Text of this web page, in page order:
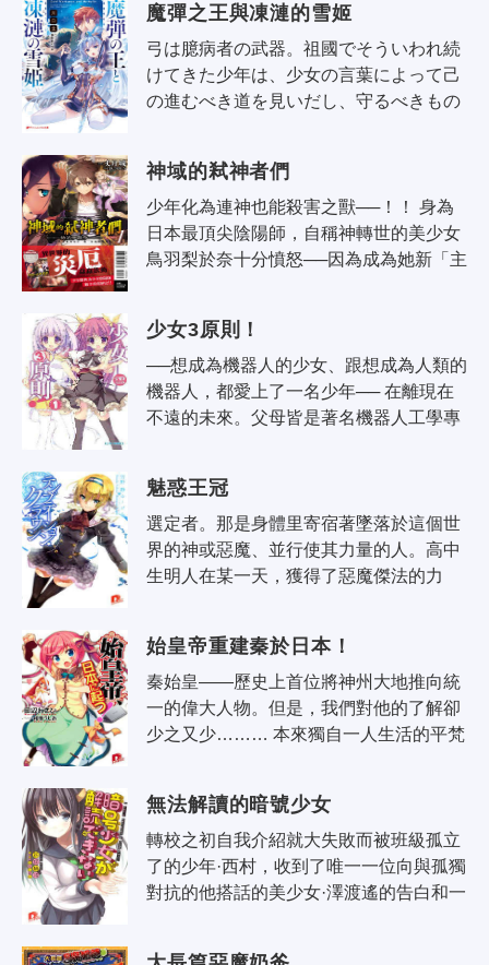
魔彈之王與凍漣的雪姬
弓は臆病者の武器。祖國でそういわれ続
けてきた少年は、少女の言葉によって己
の進むべき道を見いだし、守るべきもの
神域的弒神者們
少年化為連神也能殺害之獸──！！ 身為
日本最頂尖陰陽師，自稱神轉世的美少女
鳥羽梨於奈十分憤怒──因為成為她新「主
少女3原則！
──想成為機器人的少女、跟想成為人類的
機器人，都愛上了一名少年── 在離現在
不遠的未來。父母皆是著名機器人工學專
魅惑王冠
選定者。那是身體里寄宿著墜落於這個世
界的神或惡魔、並行使其力量的人。高中
生明人在某一天，獲得了惡魔傑法的力
「魅..
始皇帝重建秦於日本！
秦始皇——歷史上首位將神州大地推向統
一的偉大人物。但是，我們對他的了解卻
少之又少……… 本來獨自一人生活的平梵
後..
無法解讀的暗號少女
轉校之初自我介紹就大失敗而被班級孤立
了的少年·西村，收到了唯一一位向與孤獨
對抗的他搭話的美少女·澤渡遙的告白和一